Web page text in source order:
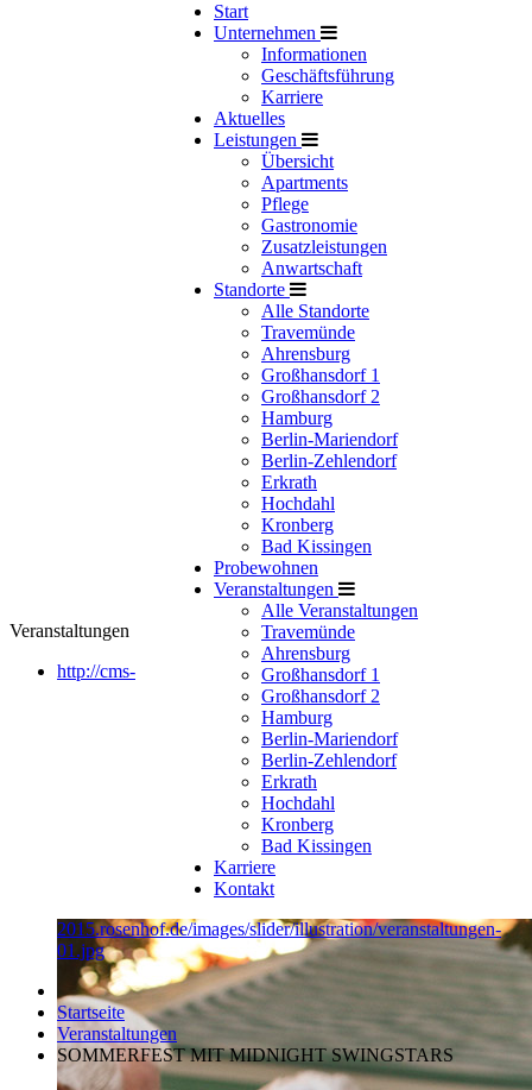
Start
Unternehmen
Informationen
Geschäftsführung
Karriere
Aktuelles
Leistungen
Übersicht
Apartments
Pflege
Gastronomie
Zusatzleistungen
Anwartschaft
Standorte
Alle Standorte
Travemünde
Ahrensburg
Großhansdorf 1
Großhansdorf 2
Hamburg
Berlin-Mariendorf
Berlin-Zehlendorf
Erkrath
Hochdahl
Kronberg
Bad Kissingen
Probewohnen
Veranstaltungen
Alle Veranstaltungen
Travemünde
Ahrensburg
Großhansdorf 1
Großhansdorf 2
Hamburg
Berlin-Mariendorf
Berlin-Zehlendorf
Erkrath
Hochdahl
Kronberg
Bad Kissingen
Karriere
Kontakt
Veranstaltungen
http://cms-
2015.rosenhof.de/images/slider/illustration/veranstaltungen-
01.jpg
Startseite
Veranstaltungen
SOMMERFEST MIT MIDNIGHT SWINGSTARS